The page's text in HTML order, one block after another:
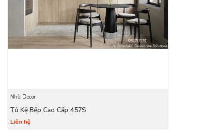
Nhà Decor
Tủ Kệ Bếp Cao Cấp 457S
Liên hệ